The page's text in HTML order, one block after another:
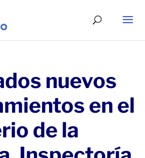
nuevos
en el
de la